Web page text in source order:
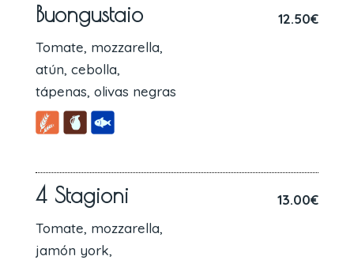
Buongustaio
Tomate, mozzarella,
atún, cebolla,
tápenas, olivas negras
12.50€
4 Stagioni
Tomate, mozzarella,
jamón york,
13.00€